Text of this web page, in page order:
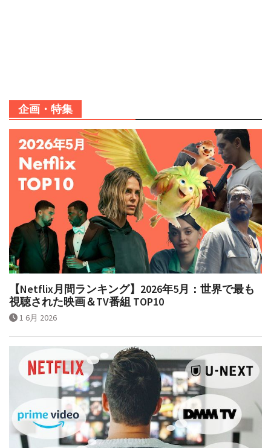
企画・特集
【Netflix月間ランキング】2026年5月：世界で最も
視聴された映画＆TV番組 TOP10
1 6月 2026